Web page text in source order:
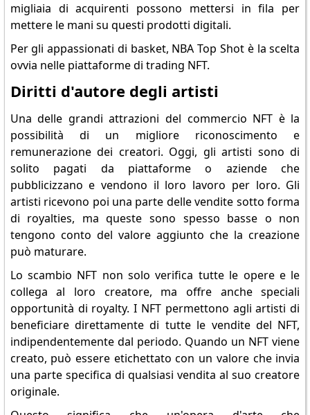
migliaia di acquirenti possono mettersi in fila per
mettere le mani su questi prodotti digitali.
Per gli appassionati di basket, NBA Top Shot è la scelta
ovvia nelle piattaforme di trading NFT.
Diritti d'autore degli artisti
Una delle grandi attrazioni del commercio NFT è la
possibilità di un migliore riconoscimento e
remunerazione dei creatori. Oggi, gli artisti sono di
solito pagati da piattaforme o aziende che
pubblicizzano e vendono il loro lavoro per loro. Gli
artisti ricevono poi una parte delle vendite sotto forma
di royalties, ma queste sono spesso basse o non
tengono conto del valore aggiunto che la creazione
può maturare.
Lo scambio NFT non solo verifica tutte le opere e le
collega al loro creatore, ma offre anche speciali
opportunità di royalty. I NFT permettono agli artisti di
beneficiare direttamente di tutte le vendite del NFT,
indipendentemente dal periodo. Quando un NFT viene
creato, può essere etichettato con un valore che invia
una parte specifica di qualsiasi vendita al suo creatore
originale.